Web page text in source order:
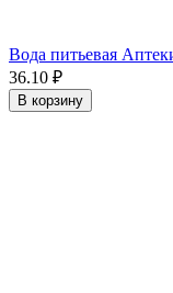
Вода питьевая
36.10 ₽
В корзину